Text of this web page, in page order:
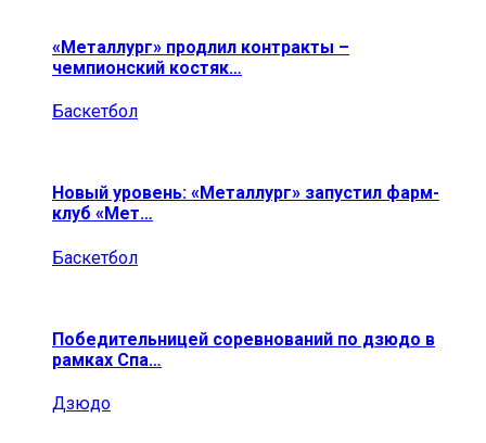
«Металлург» продлил контракты –
чемпионский костяк…
Баскетбол
Новый уровень: «Металлург» запустил фарм-
клуб «Мет…
Баскетбол
Победительницей соревнований по дзюдо в
рамках Спа…
Дзюдо